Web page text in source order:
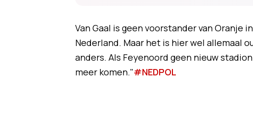
Van Gaal is geen voorstander van Oranje
Nederland. Maar het is hier wel allemaal
anders. Als Feyenoord geen nieuw
meer komen."#NEDPOL